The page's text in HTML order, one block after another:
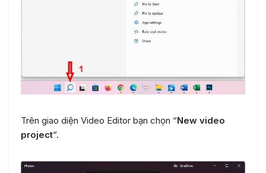
Trên giao diện Video Editor bạn chọn “New video
project“.